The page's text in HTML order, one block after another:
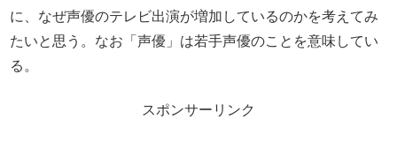
に、なぜ声優のテレビ出演が増加しているのかを考えてみ
たいと思う。なお「声優」は若手声優のことを意味してい
る。
スポンサーリンク